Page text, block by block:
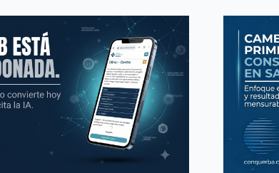
La IA Ya Es La Puerta De
Entrada Del Paciente